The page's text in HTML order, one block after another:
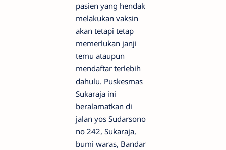
pasien yang hendak
melakukan vaksin
akan tetapi tetap
memerlukan janji
temu ataupun
mendaftar terlebih
dahulu. Puskesmas
Sukaraja ini
beralamatkan di
jalan yos Sudarsono
no 242, Sukaraja,
bumi waras, Bandar